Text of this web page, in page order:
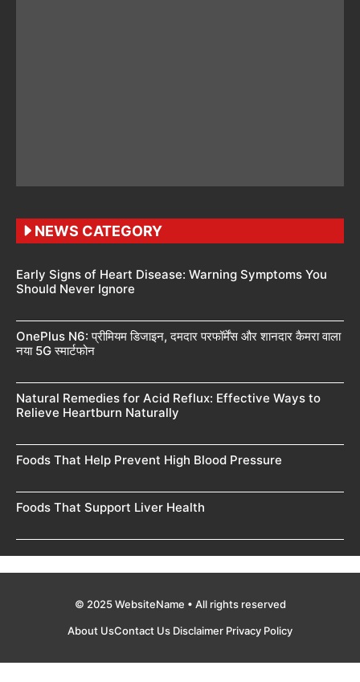
NEWS CATEGORY
Early Signs of Heart Disease: Warning Symptoms You
Should Never Ignore
OnePlus N6: प्रीमियम डिजाइन, दमदार परफॉर्मेंस और शानदार कैमरा वाला
नया 5G स्मार्टफोन
Natural Remedies for Acid Reflux: Effective Ways to
Relieve Heartburn Naturally
Foods That Help Prevent High Blood Pressure
Foods That Support Liver Health
© 2025 WebsiteName • All rights reserved
About UsContact Us Disclaimer Privacy Policy